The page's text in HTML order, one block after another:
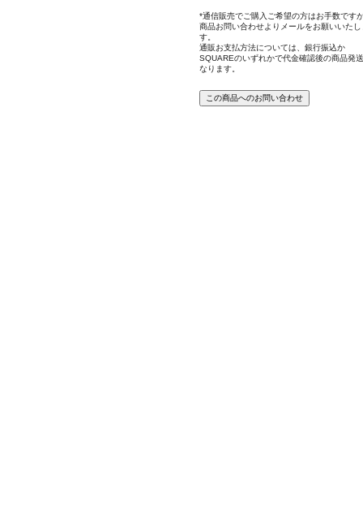
*通信販売でご購入ご希望の方はお手数です
商品お問い合わせよりメールをお願いいたし
す。
通販お支払方法については、銀行振込か
SQUAREのいずれかで代金確認後の商品発
なります。
この商品へのお問い合わせ